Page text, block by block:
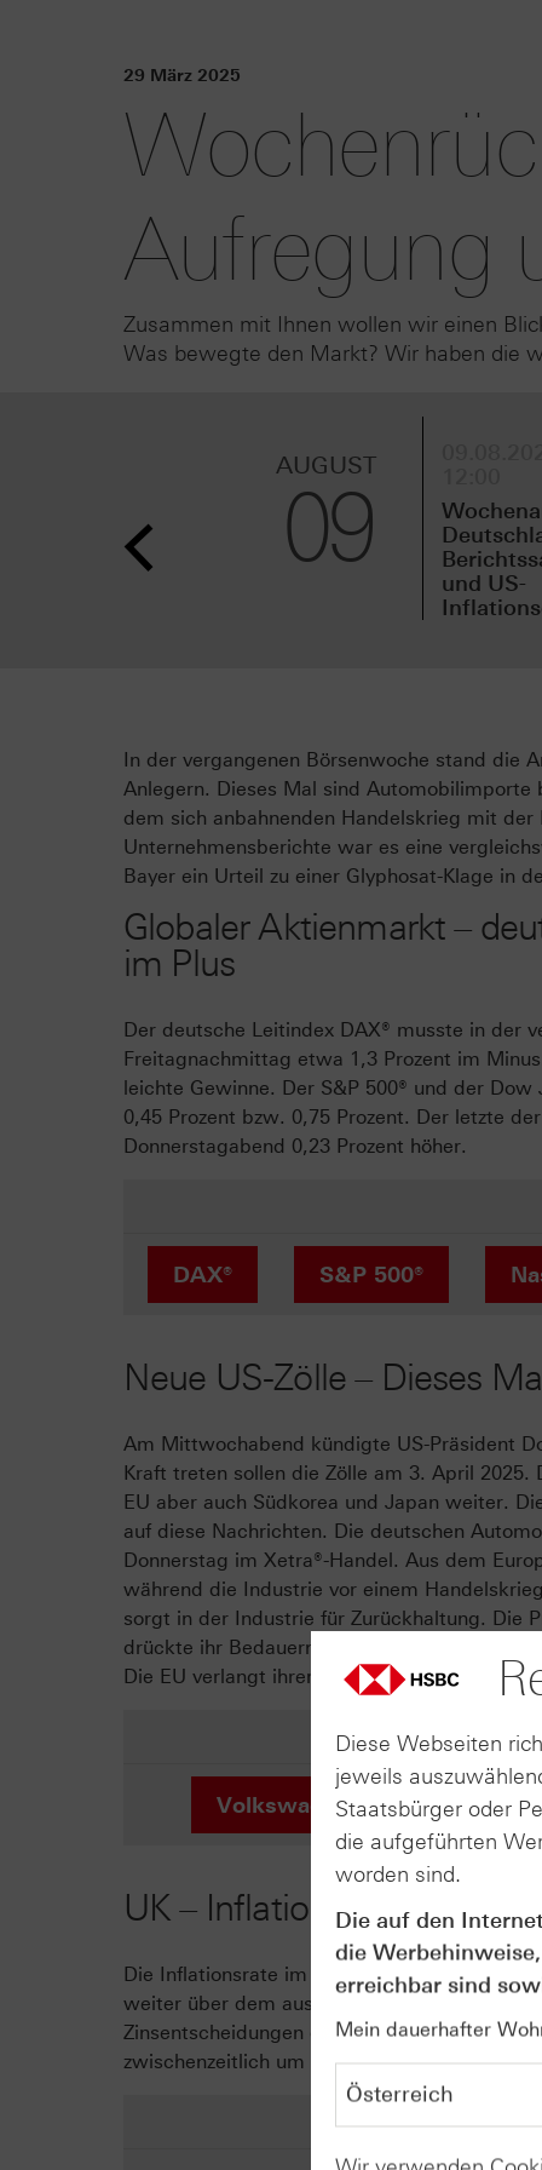
29 März 2025
Aufregung
Zusammen mit Ihnen wollen wir einen
Was bewegte den Markt? Wir haben die
AUGUST
09
und US-
In der vergangenen Börsenwoche stand die
Anlegern. Dieses Mal sind
dem sich anbahnenden Handelskrieg mit
Unternehmensberichte war es eine
Bayer ein Urteil zu einer Glyphosat-Klage in
Globaler Aktienmarkt –
im Plus
Der deutsche Leitindex DAX® musste in der
Freitagnachmittag etwa 1,3 Prozent im
leichte Gewinne. Der S&P 500® und der
0,45 Prozent bzw. 0,75 Prozent. Der letzte
Donnerstagabend 0,23 Prozent höher.
DAX® S&P 500®
Neue US-Zölle – Dieses
Am Mittwochabend kündigte US-Präsident
Kraft treten sollen die Zölle am 3. April
EU aber auch Südkorea und Japan weiter.
auf diese Nachrichten. Die deutschen
Donnerstag im Xetra®-Handel. Aus dem
während die Industrie vor einem
sorgt in der Industrie für Zurückhaltung. Die
drückte ihr Bedauern über die neuen US-
Die EU verlangt ihrerseits auf US-
Volkswagen Vz.
UK – Inflationsrate sinkt
Die Inflationsrate im Vereinigen Königreich
weiter über dem ausgewiesenen Ziel von
Zinsentscheidungen der Bank of England
zwischenzeitlich um rund 6 Basispunkte auf
Diese Webseiten
jeweils
Staatsbürger oder
die aufgeführten
worden sind.
Die auf den
die
erreichbar sind
Mein dauerhafter